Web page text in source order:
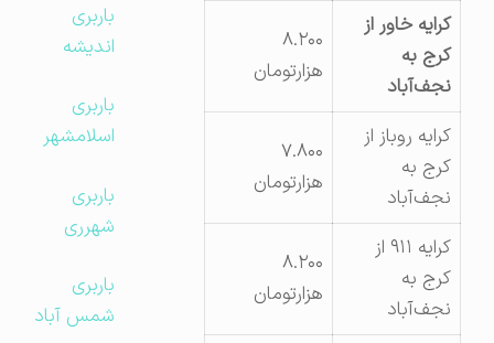
کرایه خاور از
کرج به
نجف‌آباد
۸.۲۰۰
هزارتومان
کرایه روباز از
کرج به
نجف‌آباد
۷.۸۰۰
هزارتومان
کرایه ۹۱۱ از
کرج به
نجف‌آباد
۸.۲۰۰
هزارتومان
باربری
اندیشه
باربری
اسلامشهر
باربری
شهرری
باربری
شمس آباد